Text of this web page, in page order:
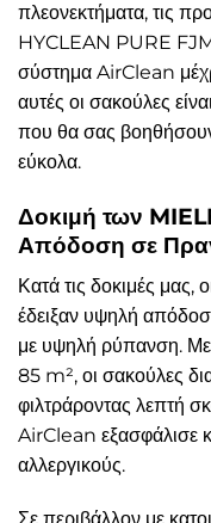
πλεονεκτήματα, τις
HYCLEAN PURE FJM
σύστημα AirClean
αυτές οι σακούλες
που θα σας
εύκολα.
Δοκιμή των
Απόδοση σε
Κατά τις δοκιμές
έδειξαν υψηλή
με υψηλή ρύπανση.
85 m², οι σακούλες
φιλτράροντας λεπτή
AirClean εξασφάλισε
αλλεργικούς.